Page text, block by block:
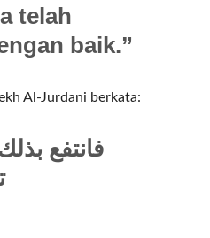
telah
baik.”
Al-Jurdani berkata:
فانتفع